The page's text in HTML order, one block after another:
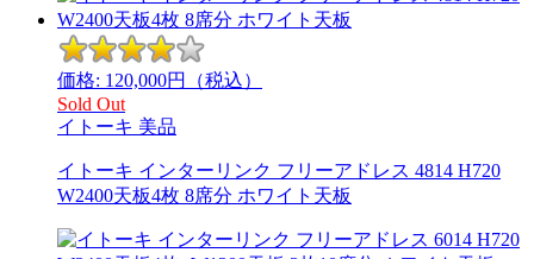
価格: 120,000円（税込）
Sold Out
イトーキ 美品
イトーキ インターリンク フリーアドレス 4814 H720
W2400天板4枚 8席分 ホワイト天板